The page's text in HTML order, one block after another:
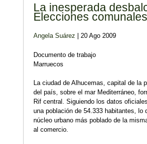
La inesperada
Elecciones
Angela Suárez | 20 Ago 2009
Documento de trabajo
Marruecos
La ciudad de Alhucemas, capital de la
del país, sobre el mar Mediterráneo,
Rif central. Siguiendo los datos
una población de 54.333 habitantes,
núcleo urbano más poblado de la
al comercio.